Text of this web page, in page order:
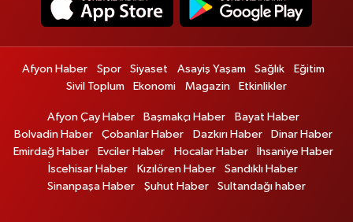
Afyon Haber Spor Siyaset Asayiş Yaşam Sağlık
Eğitim
Sivil Toplum
Ekonomi Magazin Etkinlikler
Afyon Çay Haber Başmakçı Haber
Bayat Haber
Bolvadin Haber
Çobanlar Haber Dazkırı Haber
Dinar Haber
Emirdağ Haber
Evciler Haber Hocalar Haber
İhsaniye Haber
İscehisar Haber
Kızılören Haber
Sandıklı Haber
Sinanpaşa Haber
Şuhut Haber Sultandağı haber